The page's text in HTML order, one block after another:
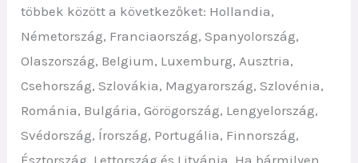
többek között a következőket: Hollandia,
Németország, Franciaország, Spanyolország,
Olaszország, Belgium, Luxemburg, Ausztria,
Csehország, Szlovákia, Magyarország, Szlovénia,
Románia, Bulgária, Görögország, Lengyelország,
Svédország, Írország, Portugália, Finnország,
Észtország, Lettország és Litvánia. Ha bármilyen